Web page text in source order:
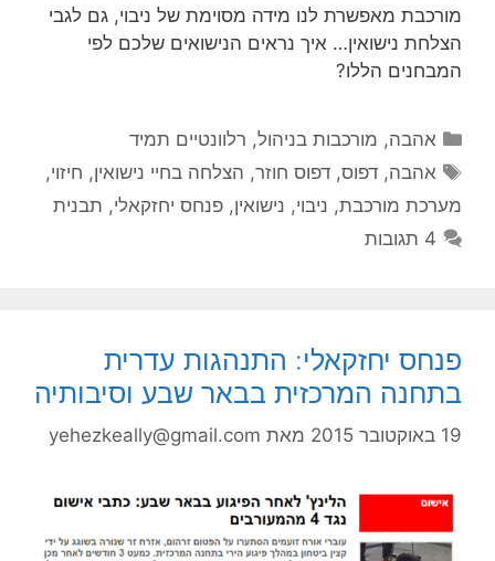
מורכבת מאפשרת לנו מידה מסוימת של ניבוי, גם לגבי
הצלחת נישואין… איך נראים הנישואים שלכם לפי
המבחנים הללו?
קטגוריות
אהבה, מורכבות בניהול, רלוונטיים תמיד
תגיות
אהבה,דפוס,דפוס חוזר, הצלחה בחיי נישואין, חיזוי,
מערכת מורכבת, ניבוי, נישואין, פנחס יחזקאלי, תבנית
4 תגובות
פנחס יחזקאלי: התנהגות עדרית
בתחנה המרכזית בבאר שבע וסיבותיה
19 באוקטובר 2015 מאת yehezkeally@gmail.com